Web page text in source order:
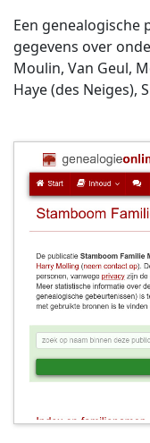
Een
gegevens over
Moulin, Van Geul,
Haye (des Neiges),